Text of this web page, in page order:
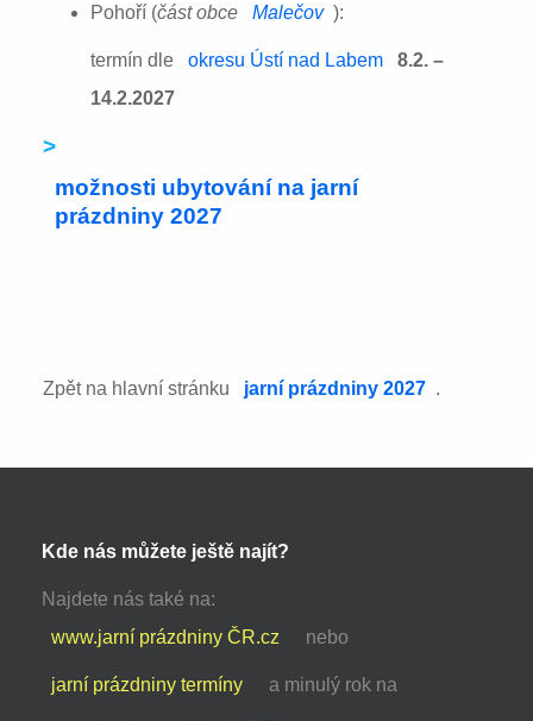
Pohoří (část obce Malečov ):
termín dle okresu Ústí nad Labem
8.2. –
14.2.2027
>
možnosti ubytování na jarní
prázdniny 2027
Zpět na hlavní stránku jarní prázdniny 2027 .
Kde nás můžete ještě najít?
Najdete nás také na:
www.jarní prázdniny ČR.cz
nebo
jarní prázdniny termíny a minulý rok na